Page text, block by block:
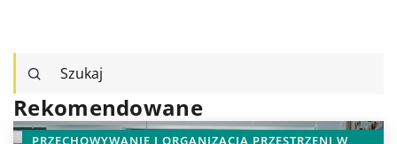
Rekomendowane
W DOMOWE OBOWIĄZKI PRANIE I